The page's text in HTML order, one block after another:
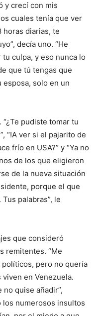
y crecí con mis
cuales tenía que ver
horas diarias, te
decía uno. “He
tu culpa, y eso nunca lo
que tú tengas que
esposa, solo en un
pudiste tomar tu
“!A ver si el pajarito de
frío en USA?” y “Ya no
de los que eligieron
de la nueva situación
porque el que
palabras”, le
que consideró
remitentes. “Me
pero no quería
en Venezuela.
no quise añadir”,
los numerosos insultos